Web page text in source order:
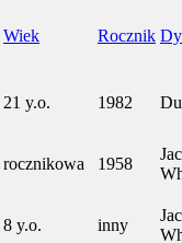
Wiek Rocznik
21 y.o. 1982
rocznikowa 1958
8 y.o. inny